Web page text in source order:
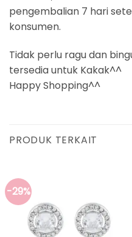
pengembalian 7 hari
konsumen.
Tidak perlu ragu dan
tersedia untuk Kakak^^
Happy Shopping^^
PRODUK TERKAIT
-29%